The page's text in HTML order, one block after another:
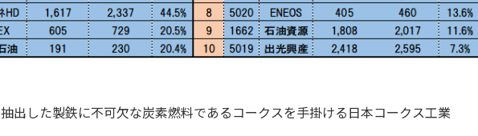
出した製鉄に不可欠な炭素燃料であるコークスを手掛ける日本コークス工業